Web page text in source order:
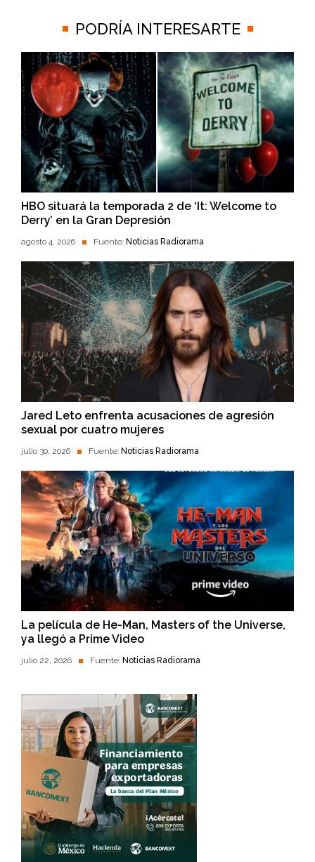
PODRÍA INTERESARTE
HBO situará la temporada 2 de ‘It: Welcome to
Derry’ en la Gran Depresión
agosto 4, 2026 Fuente: Noticias Radiorama
Jared Leto enfrenta acusaciones de agresión
sexual por cuatro mujeres
julio 30, 2026 Fuente: Noticias Radiorama
La película de He-Man, Masters of the Universe,
ya llegó a Prime Video
julio 22, 2026 Fuente: Noticias Radiorama